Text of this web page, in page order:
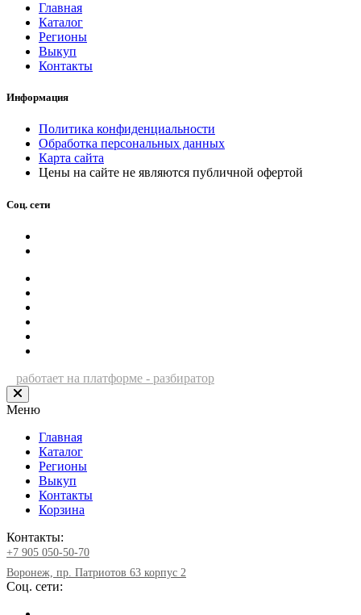
Главная
Каталог
Регионы
Выкуп
Контакты
Информация
Политика конфиденциальности
Обработка персональных данных
Карта сайта
Цены на сайте не являются публичной офертой
Соц. сети
работает на платформе - разбиратор
Меню
Главная
Каталог
Регионы
Выкуп
Контакты
Корзина
Контакты:
+7 905 050-50-70
Воронеж, пр. Патриотов 63 корпус 2
Соц. сети: